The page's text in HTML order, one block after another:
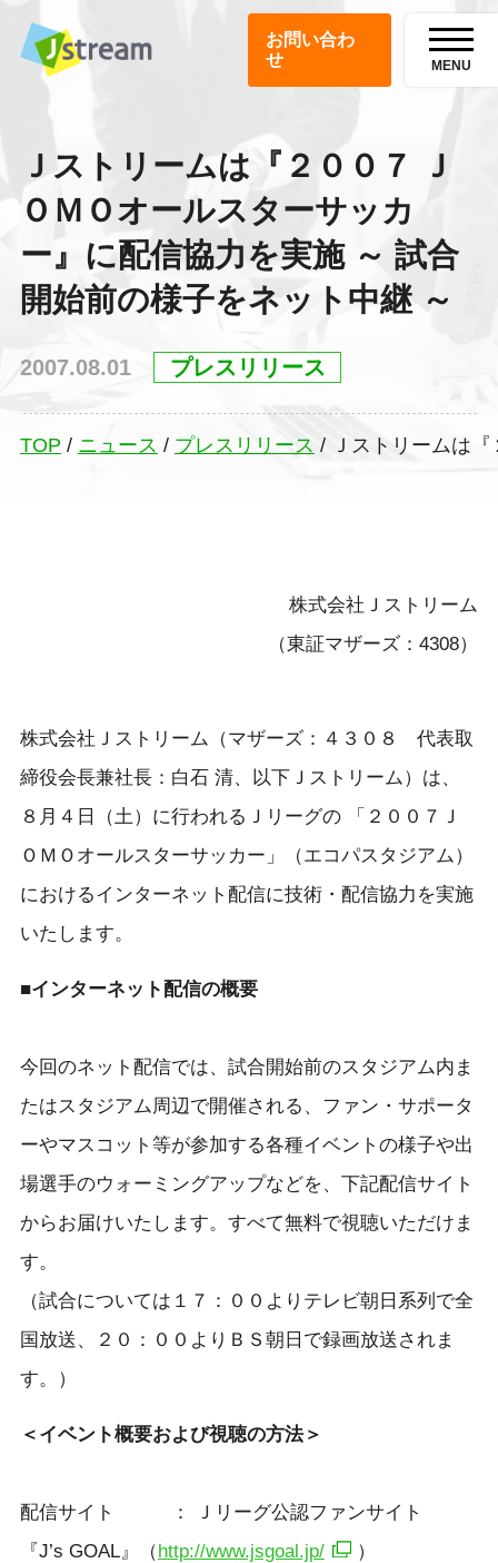
お問い合わ
せ
MENU
Ｊストリームは『２００７ Ｊ
ＯＭＯオールスターサッカ
ー』に配信協力を実施 ～ 試合
開始前の様子をネット中継 ～
2007.08.01 プレスリリース
TOP / ニュース / プレスリリース / Ｊストリームは
株式会社Ｊストリーム
（東証マザーズ：4308）
株式会社Ｊストリーム（マザーズ：４３０８ 代表取
締役会長兼社長：白石 清、以下Ｊストリーム）は、
８月４日（土）に行われるＪリーグの 「２００７Ｊ
ＯＭＯオールスターサッカー」（エコパスタジアム）
におけるインターネット配信に技術・配信協力を実施
いたします。
■インターネット配信の概要
今回のネット配信では、試合開始前のスタジアム内ま
たはスタジアム周辺で開催される、ファン・サポータ
ーやマスコット等が参加する各種イベントの様子や出
場選手のウォーミングアップなどを、下記配信サイト
からお届けいたします。すべて無料で視聴いただけま
す。
（試合については１７：００よりテレビ朝日系列で全
国放送、２０：００よりＢＳ朝日で録画放送されま
す。）
＜イベント概要および視聴の方法＞
配信サイト ： Ｊリーグ公認ファンサイト
『J’s GOAL』（http://www.jsgoal.jp/
）